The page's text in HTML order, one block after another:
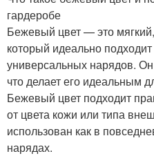
гардеробе
Бежевый цвет — это
который идеально
универсальных нарядов.
что делает его идеальным
Бежевый цвет подходит
от цвета кожи или типа
использован как в
нарядах.